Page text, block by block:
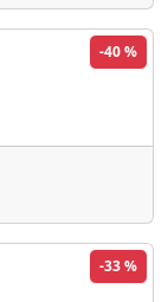
-40 %
-33 %